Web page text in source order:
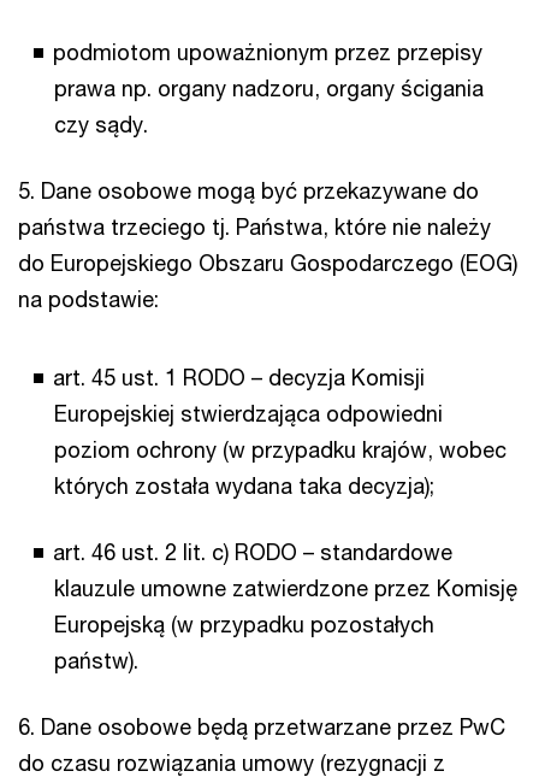
podmiotom upoważnionym przez przepisy
prawa np. organy nadzoru, organy ścigania
czy sądy.
5. Dane osobowe mogą być przekazywane do
państwa trzeciego tj. Państwa, które nie należy
do Europejskiego Obszaru Gospodarczego (EOG)
na podstawie:
art. 45 ust. 1 RODO – decyzja Komisji
Europejskiej stwierdzająca odpowiedni
poziom ochrony (w przypadku krajów, wobec
których została wydana taka decyzja);
art. 46 ust. 2 lit. c) RODO – standardowe
klauzule umowne zatwierdzone przez Komisję
Europejską (w przypadku pozostałych
państw).
6. Dane osobowe będą przetwarzane przez PwC
do czasu rozwiązania umowy (rezygnacji z